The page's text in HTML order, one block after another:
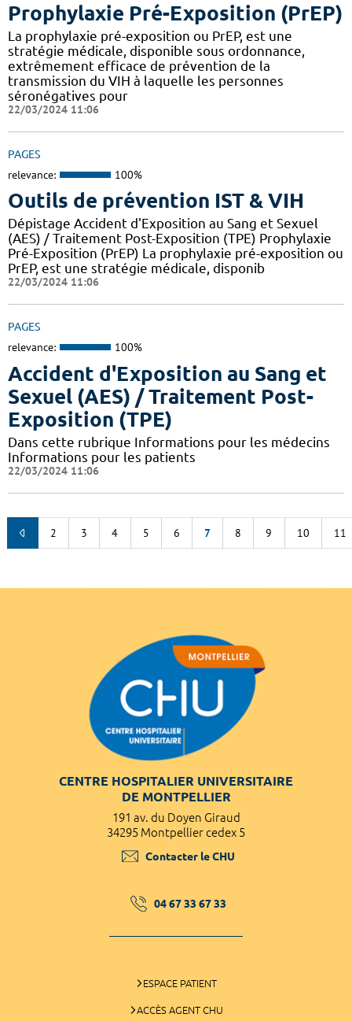
Prophylaxie Pré-Exposition (PrEP)
La prophylaxie pré-exposition ou PrEP, est une
stratégie médicale, disponible sous ordonnance,
extrêmement efficace de prévention de la
transmission du VIH à laquelle les personnes
séronégatives pour
22/03/2024 11:06
PAGES
relevance: 100%
Outils de prévention IST & VIH
Dépistage Accident d'Exposition au Sang et Sexuel
(AES) / Traitement Post-Exposition (TPE) Prophylaxie
Pré-Exposition (PrEP) La prophylaxie pré-exposition ou
PrEP, est une stratégie médicale, disponib
22/03/2024 11:06
PAGES
relevance: 100%
Accident d'Exposition au Sang et
Sexuel (AES) / Traitement Post-
Exposition (TPE)
Dans cette rubrique Informations pour les médecins
Informations pour les patients
22/03/2024 11:06
2 3 4 5 6 7 8 9 10 11
CENTRE HOSPITALIER UNIVERSITAIRE
DE MONTPELLIER
191 av. du Doyen Giraud
34295 Montpellier cedex 5
Contacter le CHU
04 67 33 67 33
ESPACE PATIENT
ACCÈS AGENT CHU